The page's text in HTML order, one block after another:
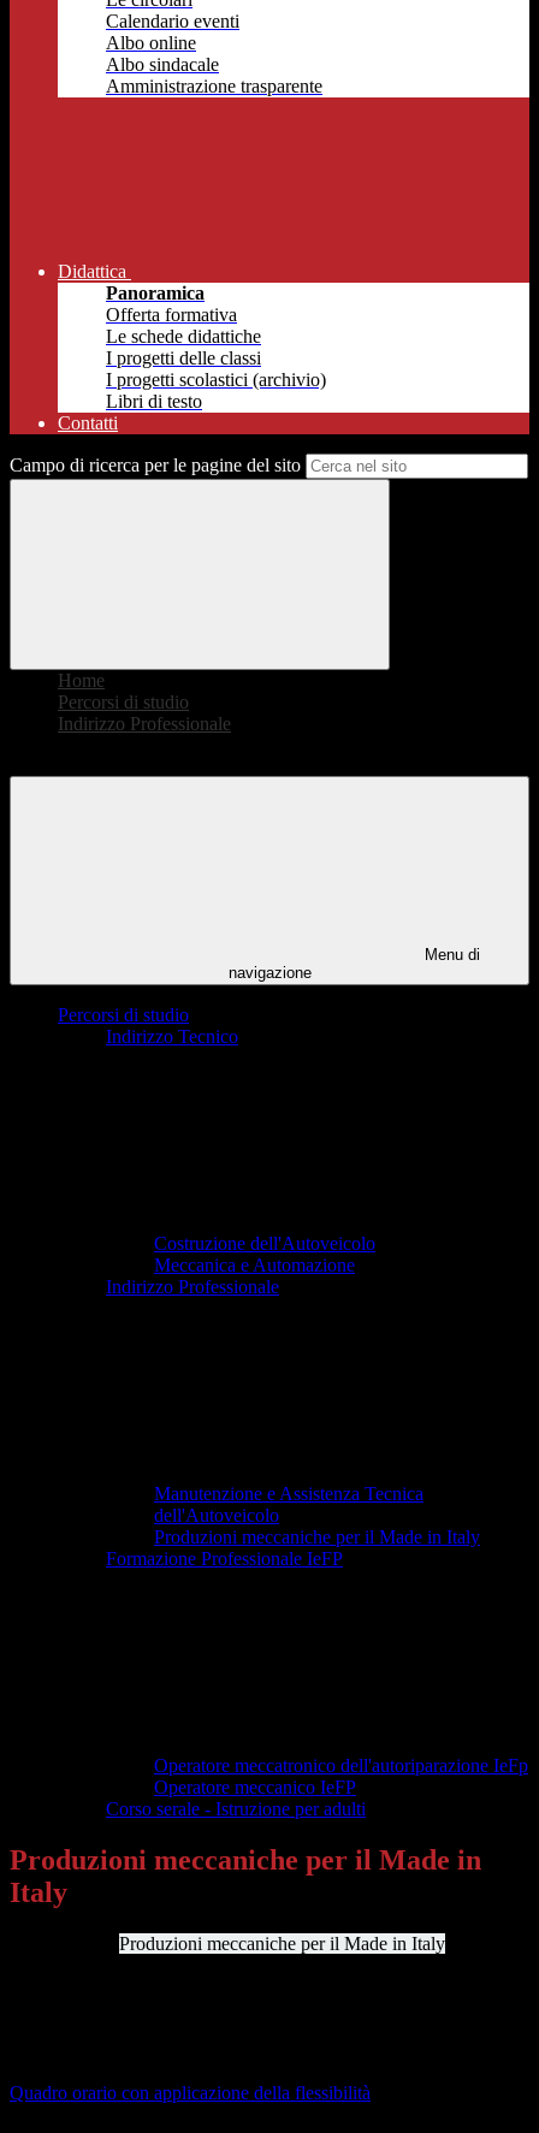
Calendario eventi
Albo online
Albo sindacale
Amministrazione trasparente
Didattica
Panoramica
Offerta formativa
Le schede didattiche
I progetti delle classi
I progetti scolastici (archivio)
Libri di testo
Contatti
Campo di ricerca per le pagine del sito
Home
Percorsi di studio
Indirizzo Professionale
Menu di
navigazione
Percorsi di studio
Indirizzo Tecnico
Costruzione dell'Autoveicolo
Meccanica e Automazione
Indirizzo Professionale
Manutenzione e Assistenza Tecnica
dell'Autoveicolo
Produzioni meccaniche per il Made in Italy
Formazione Professionale IeFP
Operatore meccatronico dell'autoriparazione IeFp
Operatore meccanico IeFP
Corso serale - Istruzione per adulti
Produzioni meccaniche per il Made in
Italy
Produzioni meccaniche per il Made in Italy
Quadro orario con applicazione della flessibilità